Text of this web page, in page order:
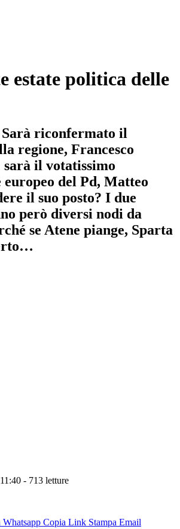
estate politica delle
riconfermato il
regione, Francesco
il votatissimo
del Pd, Matteo
il suo posto? I due
però diversi nodi da
se Atene piange, Sparta
- 713 letture
Whatsapp Copia Link Stampa Email